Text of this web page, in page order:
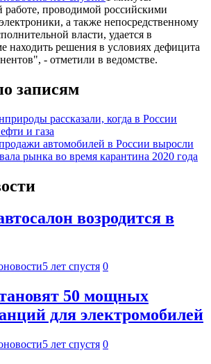
работе, проводимой российскими
а также непосредственному
власти, удается в
находить решения в условиях дефицита
- отметили в ведомстве.
записям
рассказали, когда в России
и газа
автомобилей в России выросли
рынка во время карантина 2020 года
возродится в
5 лет спустя 0
50 мощных
для электромобилей
5 лет спустя 0